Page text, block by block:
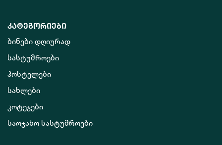
კატეგორიები
ბინები დღიურად
სასტუმროები
ჰოსტელები
სახლები
კოტეჯები
საოჯახო სასტუმროები